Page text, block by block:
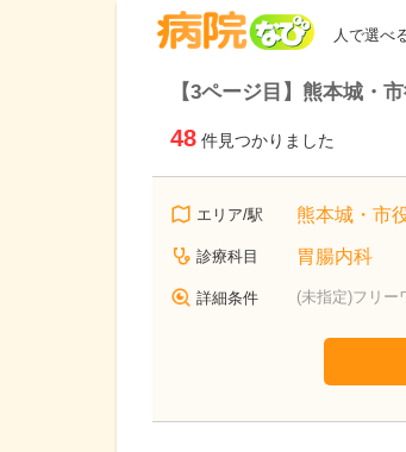
人で選べ
【3ページ目】熊本城・
48 件見つかりました
エリア/駅 熊本城・市
診療科目 胃腸内科
詳細条件 (未指定)フリー